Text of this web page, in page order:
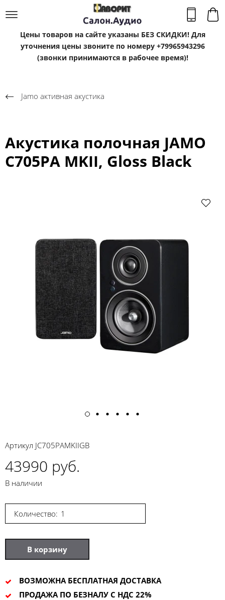
Цены товаров на сайте указаны БЕЗ СКИДКИ! Для
уточнения цены звоните по номеру +79965943296
(звонки принимаются в рабочее время)!
Jamo активная акустика
Акустика полочная JAMO
C705PA MKII, Gloss Black
Артикул JC705PAMKIIGB
43990 руб.
В наличии
Количество:
В корзину
ВОЗМОЖНА БЕСПЛАТНАЯ ДОСТАВКА
ПРОДАЖА ПО БЕЗНАЛУ С НДС 22%